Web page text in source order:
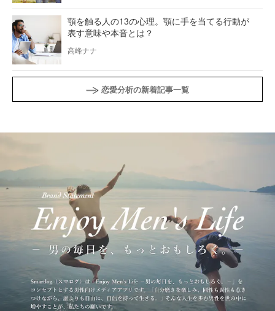
顎を触る人の13の心理。顎に手を当てる行動が
表す意味や本音とは？
高峰ナナ
恋愛分析の新着記事一覧